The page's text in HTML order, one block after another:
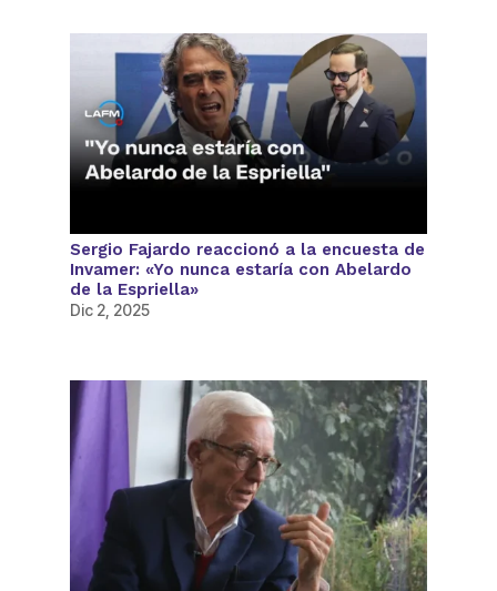
Sergio Fajardo reaccionó a la encuesta de
Invamer: «Yo nunca estaría con Abelardo
de la Espriella»
Dic 2, 2025